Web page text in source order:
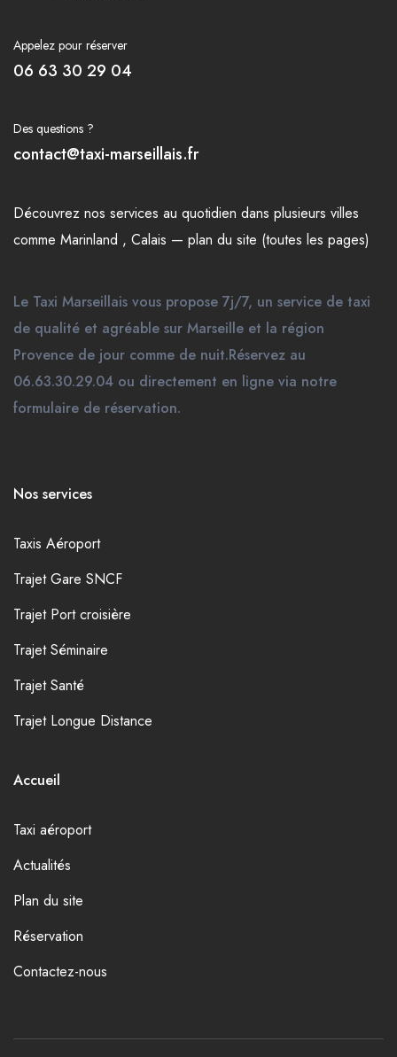
Appelez pour réserver
06 63 30 29 04
Des questions ?
contact@taxi-marseillais.fr
Découvrez nos services au quotidien dans plusieurs villes
comme Marinland , Calais — plan du site (toutes les pages)
Le Taxi Marseillais vous propose 7j/7, un service de taxi
de qualité et agréable sur Marseille et la région
Provence de jour comme de nuit.Réservez au
06.63.30.29.04 ou directement en ligne via notre
formulaire de réservation.
Nos services
Taxis Aéroport
Trajet Gare SNCF
Trajet Port croisière
Trajet Séminaire
Trajet Santé
Trajet Longue Distance
Accueil
Taxi aéroport
Actualités
Plan du site
Réservation
Contactez-nous